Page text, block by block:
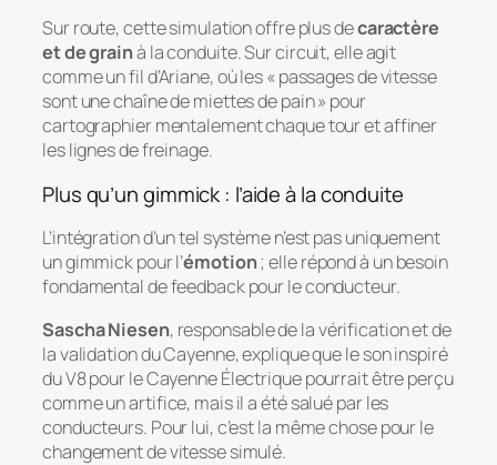
Sur route, cette simulation offre plus decaractère
et de grainà la conduite. Sur circuit, elle agit
comme un fil d’Ariane, où les « passages de vitesse
sont une chaîne de miettes de pain » pour
cartographier mentalement chaque tour et affiner
les lignes de freinage.
Plus qu’un gimmick : l’aide à la conduite
L’intégration d’un tel système n’est pas uniquement
ungimmickpour l’émotion; elle répond à un besoin
fondamental de feedback pour le conducteur.
Sascha Niesen, responsable de la vérification et de
la validation du Cayenne, explique que le son inspiré
du V8 pour le Cayenne Électrique pourrait être perçu
comme un artifice, mais il a été salué par les
conducteurs. Pour lui, c’est la même chose pour le
changement de vitesse simulé.